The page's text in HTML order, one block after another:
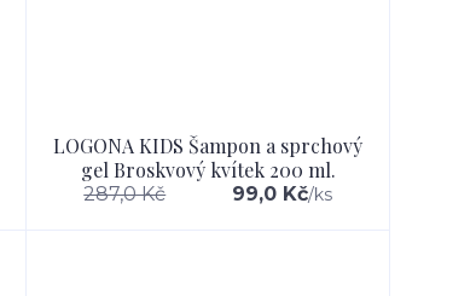
LOGONA KIDS Šampon a sprchový
gel Broskvový kvítek 200 ml.
287,0 Kč 99,0 Kč/ks